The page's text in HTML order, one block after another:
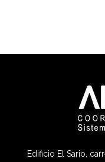
Edificio El Sario,